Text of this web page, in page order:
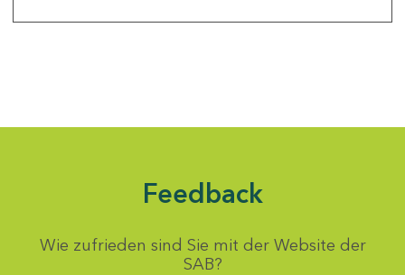
Feedback
Wie zufrieden sind Sie mit der Website der
SAB?